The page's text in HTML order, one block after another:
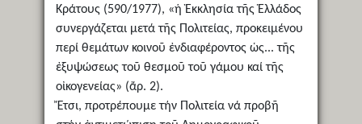
Κράτους (590/1977), «ἡ Ἐκκλησία τῆς Ἑλλάδος
συνεργάζεται μετά τῆς Πολιτείας, προκειμένου
περί θεμάτων κοινοῦ ἐνδιαφέροντος ὡς... τῆς
ἐξυψώσεως τοῦ θεσμοῦ τοῦ γάμου καί τῆς
οἰκογενείας» (ἄρ. 2).
Ἔτσι, προτρέπουμε τήν Πολιτεία νά προβῆ